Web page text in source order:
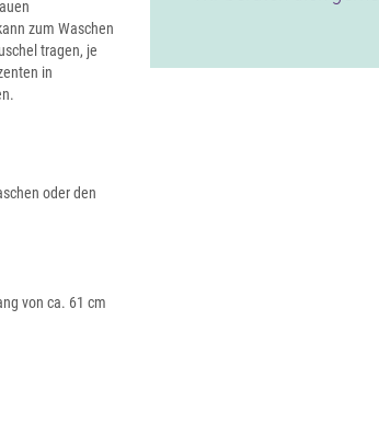
zum Waschen
tragen, je
in
oder den
von ca. 61 cm